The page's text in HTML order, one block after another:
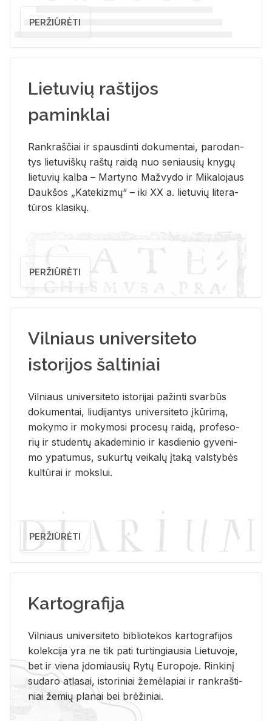
PERŽIŪRĖTI
Lietuvių raštijos
paminklai
Rank­raš­čiai ir spaus­din­ti do­ku­men­tai, pa­ro­dan­
tys lie­tu­viš­kų raš­tų rai­dą nuo se­niau­sių kny­gų
lie­tu­vių kal­ba – Mar­ty­no Ma­žvy­do ir Mi­ka­lo­jaus
Dauk­šos „Ka­te­kiz­mų“ – iki XX a. lie­tu­vių li­te­ra­
tū­ros kla­si­kų.
PERŽIŪRĖTI
Vilniaus universiteto
istorijos šaltiniai
Vil­niaus uni­ver­si­te­to is­to­ri­jai pa­žin­ti svar­būs
do­ku­men­tai, liu­di­jan­tys uni­ver­si­te­to įkū­ri­mą,
mo­ky­mo ir mo­ky­mo­si pro­ce­sų rai­dą, pro­fe­so­
rių ir stu­den­tų aka­de­mi­nio ir kas­die­nio gy­ve­ni­
mo ypa­tu­mus, su­kur­tų vei­ka­lų įta­ką vals­ty­bės
kul­tū­rai ir moks­lui.
PERŽIŪRĖTI
Kartografija
Vil­niaus uni­ver­si­te­to bi­b­lio­te­kos kar­to­gra­fi­jos
ko­lek­ci­ja yra ne tik pati tur­tin­giau­sia Lie­tu­vo­je,
bet ir vie­na įdo­miau­sių Rytų Eu­ro­po­je. Rin­ki­nį
su­da­ro at­la­sai, is­to­ri­niai že­mė­la­piai ir rank­raš­ti­
niai že­mių pla­nai bei brė­ži­niai.